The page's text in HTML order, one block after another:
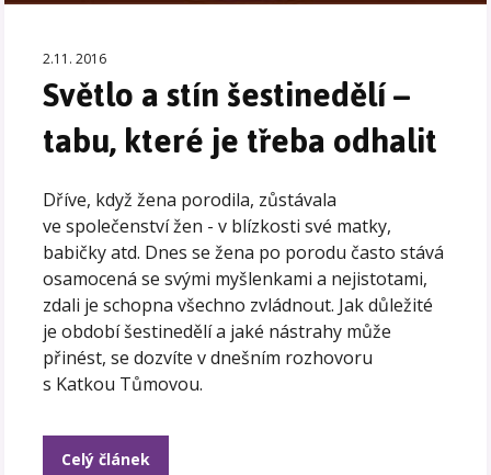
2.11. 2016
Světlo a stín šestinedělí –
tabu, které je třeba odhalit
Dříve, když žena porodila, zůstávala
ve společenství žen - v blízkosti své matky,
babičky atd. Dnes se žena po porodu často stává
osamocená se svými myšlenkami a nejistotami,
zdali je schopna všechno zvládnout. Jak důležité
je období šestinedělí a jaké nástrahy může
přinést, se dozvíte v dnešním rozhovoru
s Katkou Tůmovou.
Celý článek